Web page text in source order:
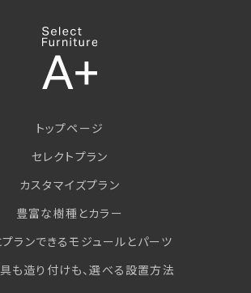
トップページ
セレクトプラン
カスタマイズプラン
豊富な樹種とカラー
ランできるモジュールとパーツ
も造り付けも、選べる設置方法